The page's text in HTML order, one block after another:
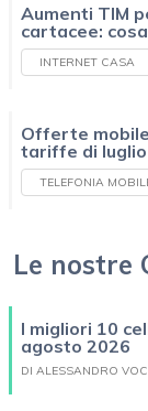
Aumenti TIM
cartacee:
INTERNET CASA
Offerte
tariffe di
TELEFONIA
Le nostre
I migliori 10
agosto 2026
DI ALESSANDRO